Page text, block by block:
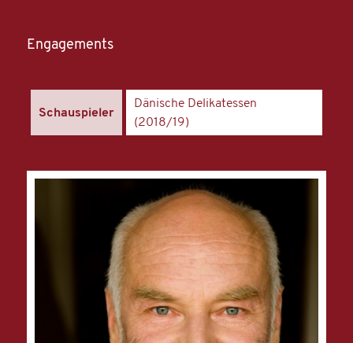
Engagements
Schauspieler
Dänische Delikatessen
(2018/19)